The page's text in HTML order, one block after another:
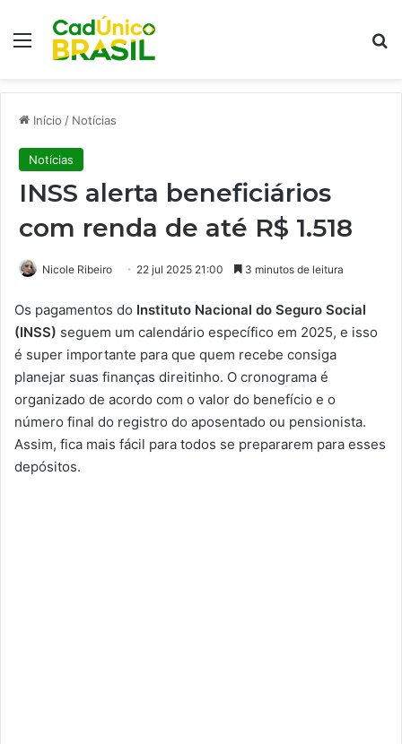
Menu
Início / Notícias
Notícias
INSS alerta beneficiários
com renda de até R$ 1.518
Nicole Ribeiro 22 jul 2025 21:00 3 minutos de leitura
Os pagamentos do Instituto Nacional do Seguro Social
(INSS) seguem um calendário específico em 2025, e isso
é super importante para que quem recebe consiga
planejar suas finanças direitinho. O cronograma é
organizado de acordo com o valor do benefício e o
número final do registro do aposentado ou pensionista.
Assim, fica mais fácil para todos se prepararem para esses
depósitos.